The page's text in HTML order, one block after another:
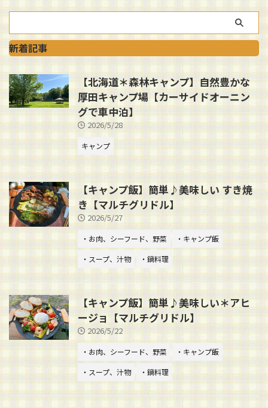
新着記事
【北海道＊森林キャンプ】自然豊かな
厚田キャンプ場【カーサイドオーニン
グで車中泊】
2026/5/28
キャンプ
【キャンプ飯】簡単♪美味しい すき焼
き【マルチグリドル】
2026/5/27
・お肉、シーフード、野菜
・キャンプ飯
・スープ、汁物
・鍋料理
【キャンプ飯】簡単♪美味しい＊アヒ
ージョ【マルチグリドル】
2026/5/22
・お肉、シーフード、野菜
・キャンプ飯
・スープ、汁物
・鍋料理